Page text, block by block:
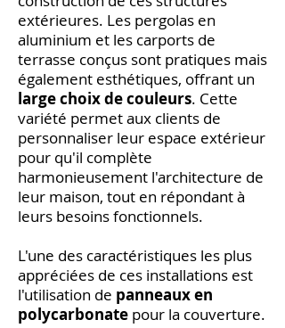
extérieures. Les pergolas en
aluminium et les carports de
terrasse conçus sont pratiques mais
également esthétiques, offrant un
large choix de couleurs. Cette
variété permet aux clients de
personnaliser leur espace extérieur
pour qu'il complète
harmonieusement l'architecture de
leur maison, tout en répondant à
leurs besoins fonctionnels.
L'une des caractéristiques les plus
appréciées de ces installations est
l'utilisation de panneaux en
polycarbonate pour la couverture.